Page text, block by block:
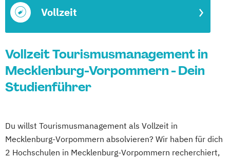
Vollzeit
Vollzeit Tourismusmanagement in
Mecklenburg-Vorpommern - Dein
Studienführer
Du willst Tourismusmanagement als Vollzeit in
Mecklenburg-Vorpommern absolvieren? Wir haben für dich
2 Hochschulen in Mecklenburg-Vorpommern recherchiert,